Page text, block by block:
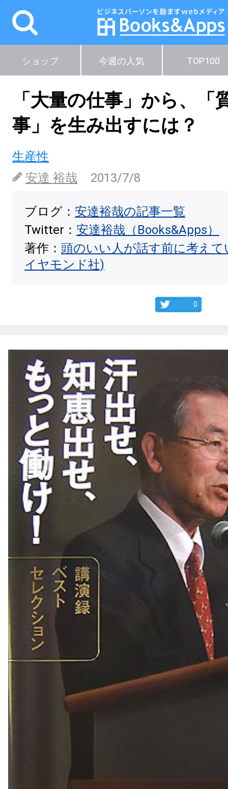
ショップ 今週の人気 TOP100
「大量の仕事」から、「
事」を生み出すには？
生産性
安達 裕哉
2013/7/8
ブログ： 安達裕哉の記事一覧
Twitter： 安達裕哉（Books&Apps）
著作： 頭のいい人が話す前に考え
イヤモンド社)
0